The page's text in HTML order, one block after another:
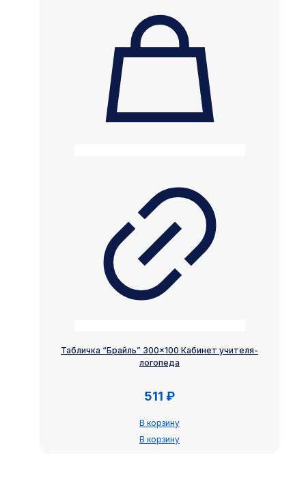
Табличка “Брайль” 300×100 Кабинет учителя-
логопеда
511 ₽
В корзину
В корзину